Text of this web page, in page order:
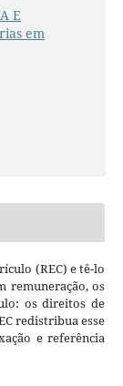
E
em
(REC) e tê-lo
remuneração, os
os direitos de
redistribua esse
e referência